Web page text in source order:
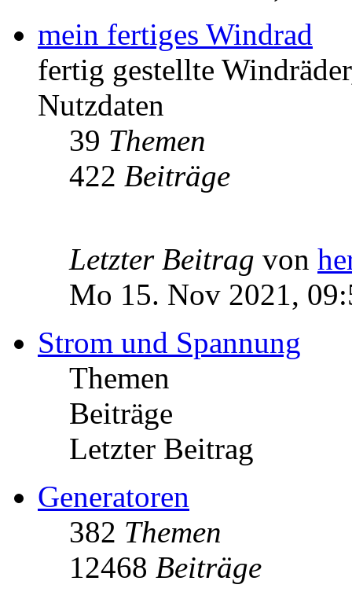
mein fertiges Windrad
fertig gestellte
Nutzdaten
39 Themen
422 Beiträge
Letzter Beitrag von
Mo 15. Nov 2021,
Strom und Spannung
Themen
Beiträge
Letzter Beitrag
Generatoren
382 Themen
12468 Beiträge